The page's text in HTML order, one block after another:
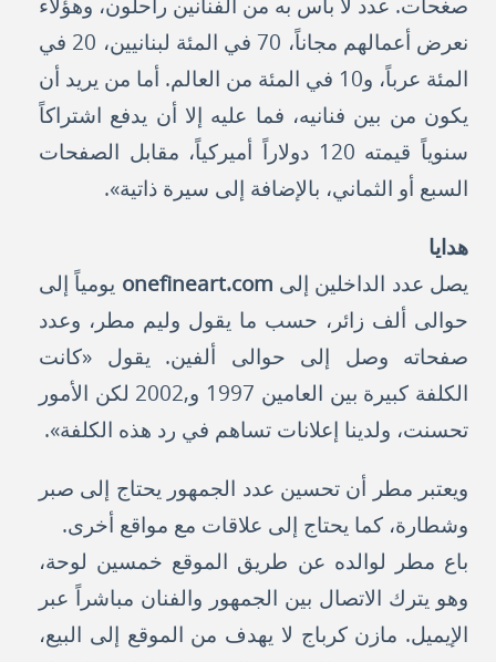
نعرض أعمالهم مجاناً، 70 في المئة لبنانيين، 20 في
المئة عرباً، و10 في المئة من العالم. أما من يريد أن
يكون من بين فنانيه، فما عليه إلا أن يدفع اشتراكاً
سنوياً قيمته 120 دولاراً أميركياً، مقابل الصفحات
السبع أو الثماني، بالإضافة إلى سيرة ذاتية».
هدايا
يصل عدد الداخلين إلى onefineart.com يومياً إلى
حوالى ألف زائر، حسب ما يقول وليم مطر، وعدد
صفحاته وصل إلى حوالى ألفين. يقول «كانت
الكلفة كبيرة بين العامين 1997 و,2002 لكن الأمور
تحسنت، ولدينا إعلانات تساهم في رد هذه الكلفة».
ويعتبر مطر أن تحسين عدد الجمهور يحتاج إلى صبر
وشطارة، كما يحتاج إلى علاقات مع مواقع أخرى.
باع مطر لوالده عن طريق الموقع خمسين لوحة،
وهو يترك الاتصال بين الجمهور والفنان مباشراً عبر
الإيميل. مازن كرباج لا يهدف من الموقع إلى البيع،